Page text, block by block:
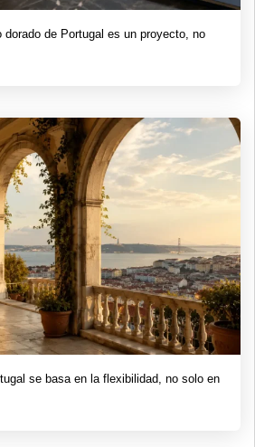
dorado de Portugal es un proyecto, no
se basa en la flexibilidad, no solo en